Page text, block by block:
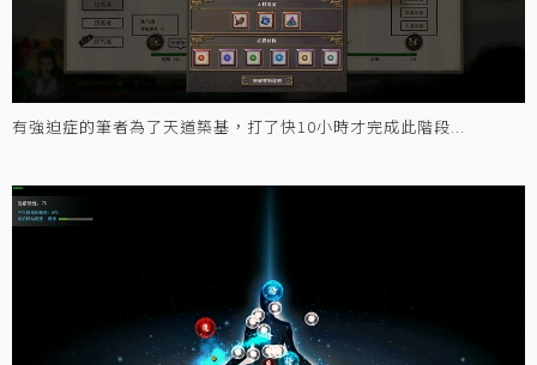
有強迫症的筆者為了天道築基，打了快10小時才完成此階段...